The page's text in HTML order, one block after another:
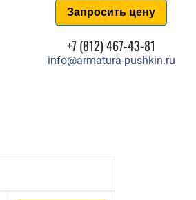
Запросить цену
+7 (812) 467-43-81
info@armatura-pushkin.ru